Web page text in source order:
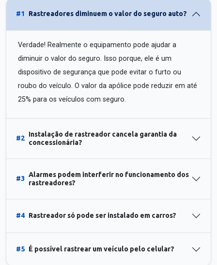
#1 Rastreadores diminuem o valor do seguro auto?
Verdade! Realmente o equipamento pode ajudar a
diminuir o valor do seguro. Isso porque, ele é um
dispositivo de segurança que pode evitar o furto ou
roubo do veículo. O valor da apólice pode reduzir em até
25% para os veículos com seguro.
#2
Instalação de rastreador cancela garantia da
concessionária?
#3
Alarmes podem interferir no funcionamento dos
rastreadores?
#4 Rastreador só pode ser instalado em carros?
#5 É possível rastrear um veículo pelo celular?